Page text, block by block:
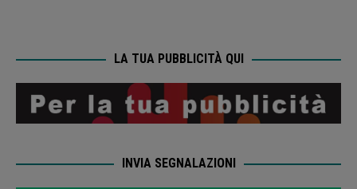
LA TUA PUBBLICITÀ QUI
INVIA SEGNALAZIONI